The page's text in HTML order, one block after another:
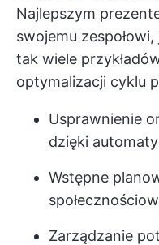
Najlepszym
swojemu
tak wiele
optymalizacji cyklu
Usprawnienie
dzięki
Wstępne
Zarządzanie